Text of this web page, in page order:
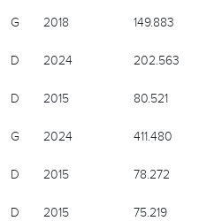
G 2018 149.883
D 2024 202.563
D 2015 80.521
G 2024 411.480
D 2015 78.272
D 2015 75.219